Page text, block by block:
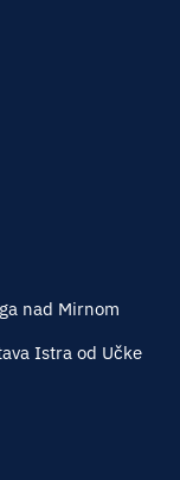
nad Mirnom
Istra od Učke